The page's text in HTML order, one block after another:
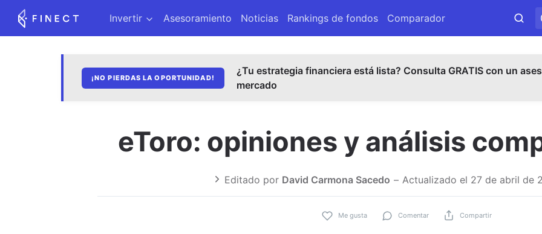
Invertir Asesoramiento Noticias Rankings de fondos Comparador
¡NO PIERDAS LA OPORTUNIDAD!
¿Tu estrategia financiera está lista? Consulta GRATIS con un
mercado
eToro: opiniones y análisis
Editado por David Carmona Sacedo Actualizado el 27 de abril de
Me gusta Comentar Compartir